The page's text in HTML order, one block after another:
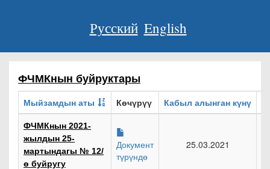
Русский English
ФЧМКнын буйруктары
Мыйзамдын аты
Көчүрүү Кабыл алынган күнү
ФЧМКнын 2021-
жылдын 25-
мартындагы № 12/
ө буйругу
Документ
түрүндө
25.03.2021